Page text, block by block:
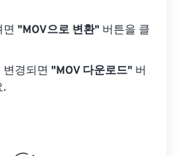
면 "MOV으로 변환" 버튼을 클
경되면 "MOV 다운로드" 버
.